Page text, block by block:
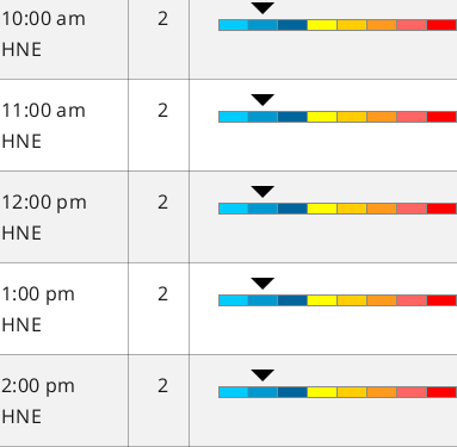
10:00 am
HNE
2
11:00 am
HNE
2
12:00 pm
HNE
2
1:00 pm
HNE
2
2:00 pm
HNE
2